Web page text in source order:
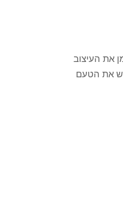
את העיצוב
את הטעם